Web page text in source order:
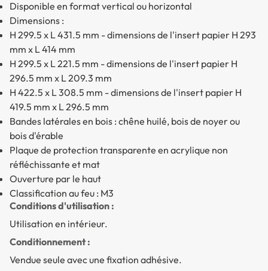
Disponible en format vertical ou horizontal
Dimensions :
H 299.5 x L 431.5 mm - dimensions de l'insert papier H 293
mm x L 414 mm
H 299.5 x L 221.5 mm - dimensions de l'insert papier H
296.5 mm x L 209.3 mm
H 422.5 x L 308.5 mm - dimensions de l'insert papier H
419.5 mm x L 296.5 mm
Bandes latérales en bois : chêne huilé, bois de noyer ou
bois d'érable
Plaque de protection transparente en acrylique non
réfléchissante et mat
Ouverture par le haut
Classification au feu : M3
Conditions d'utilisation :
Utilisation en intérieur.
Conditionnement :
Vendue seule avec une fixation adhésive.